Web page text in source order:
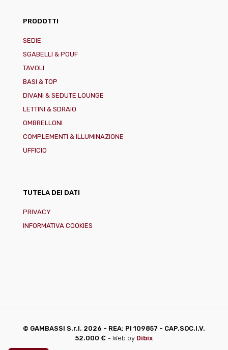
PRODOTTI
SEDIE
SGABELLI & POUF
TAVOLI
BASI & TOP
DIVANI & SEDUTE LOUNGE
LETTINI & SDRAIO
OMBRELLONI
COMPLEMENTI & ILLUMINAZIONE
UFFICIO
TUTELA DEI DATI
PRIVACY
INFORMATIVA COOKIES
© GAMBASSI S.r.l. 2026 - REA: PI 109857 - CAP.SOC.I.V.
52.000 € ~ Web by Dibix